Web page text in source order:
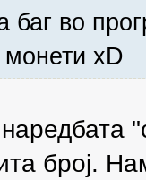
баг во
монети xD
број.